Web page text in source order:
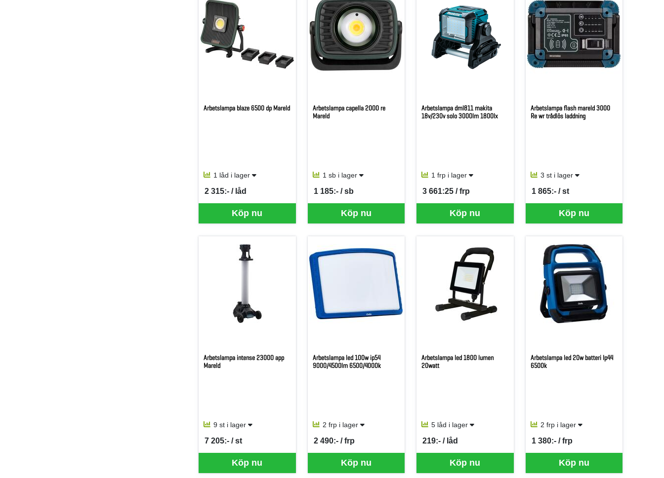
Arbetslampa blaze 6500 dp Mareld
1 låd i lager
Köp nu
2 315:- / låd
SEK per LÅD
Arbetslampa capella 2000 re
Mareld
1 sb i lager
Köp nu
1 185:- / sb
SEK per SB
Arbetslampa dml811 makita
18v/230v solo 3000lm 1800lx
1 frp i lager
Köp nu
3 661:25 / frp
SEK per FRP
Arbetslampa flash mareld 3000
Re wr trådlös laddning
3 st i lager
Köp nu
1 865:- / st
SEK per ST
Arbetslampa intense 23000 app
Mareld
9 st i lager
Köp nu
7 205:- / st
SEK per ST
Arbetslampa led 100w ip54
9000/4500lm 6500/4000k
2 frp i lager
Köp nu
2 490:- / frp
SEK per FRP
Arbetslampa led 1800 lumen
20watt
5 låd i lager
Köp nu
219:- / låd
SEK per LÅD
Arbetslampa led 20w batteri Ip44
6500k
2 frp i lager
Köp nu
1 380:- / frp
SEK per FRP